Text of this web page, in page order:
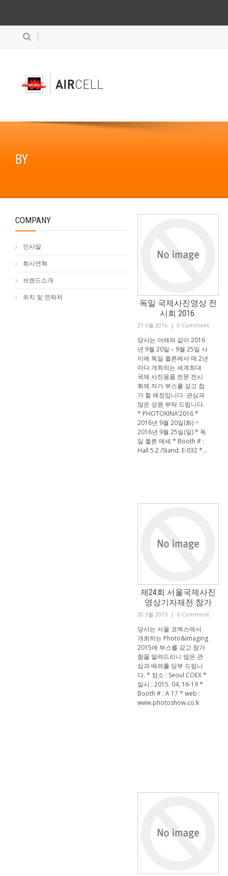
BY
독일 국제사진영상 전
시회 2016.
21 6월 2016 | 0 Comment
당사는 아래와 같이 2016
년 9월 20일 – 9월 25일 사
이에 독일 퀼른에서 매 2년
마다 개최되는 세계최대
국제 사진용품 전문 전시
회에 자가 부스를 갖고 참
가 할 예정입니다. 관심과
많은 성원 부탁 드립니다.
* PHOTOKINA’2016 *
2016년 9월 20일(화) ~
2016년 9월 25일(일) * 독
일 퀼른 메세 * Booth # :
Hall 5.2 /Stand: E-032 *...
제24회 서울국제사진
영상기자재전 참가
20 3월 2015 | 0 Comment
당사는 서울 코엑스에서
개최하는 Photo&Imaging
2015에 부스를 갖고 참가
함을 알려드리니 많은 관
심과 배려를 당부 드립니
다. * 장소 : Seoul COEX *
일시 : 2015. 04, 16-19 *
Booth # : A 17 * web :
www.photoshow.co.k
COMPANY
인사말
회사연혁
브랜드소개
위치 및 연락처